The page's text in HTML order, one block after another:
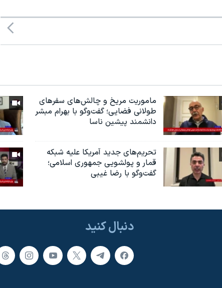
ماموریت مریخ و چالش‌های سفرهای
طولانی فضایی؛ گفت‌وگو با بهرام مبشر
دانشمند پیشین ناسا
تحریم‌های جدید آمریکا علیه شبکه
قمار و پولشویی جمهوری اسلامی؛
گفت‌وگو با رضا غیبی
دنبال کنید